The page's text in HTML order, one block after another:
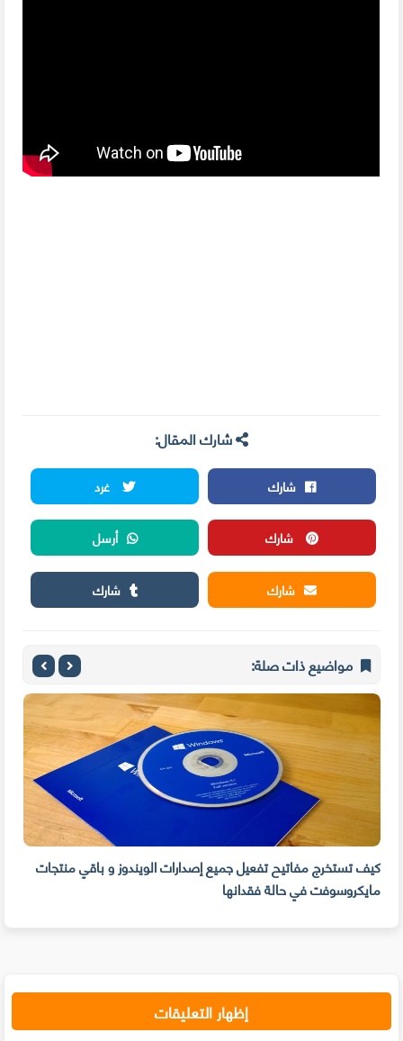
شارك المقال:
شارك
غرد
شارك
أرسل
شارك
شارك
مواضيع ذات صلة:
كيف تستخرج مفاتيح تفعيل جميع إصدارات الويندوز و باقي منتجات
مايكروسوفت في حالة فقدانها
إظهار التعليقات